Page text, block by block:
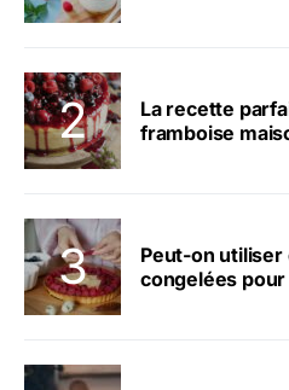
La recette
framboise
Peut-on
congelées